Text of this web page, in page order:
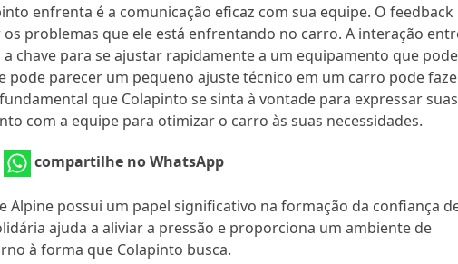
enfrenta é a comunicação eficaz com sua equipe. O feedback
problemas que ele está enfrentando no carro. A interação
chave para se ajustar rapidamente a um equipamento que
pode parecer um pequeno ajuste técnico em um carro pode
que Colapinto se sinta à vontade para expressar suas
com a equipe para otimizar o carro às suas necessidades.
compartilhe no WhatsApp
Alpine possui um papel significativo na formação da confiança
ajuda a aliviar a pressão e proporciona um ambiente de
à forma que Colapinto busca.